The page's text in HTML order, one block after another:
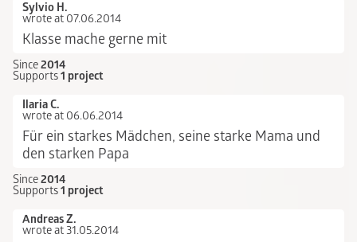
Sylvio H.
wrote at 07.06.2014
Klasse mache gerne mit
Since2014
Supports1 project
Ilaria C.
wrote at 06.06.2014
Für ein starkes Mädchen, seine starke Mama und
den starken Papa
Since2014
Supports1 project
Andreas Z.
wrote at 31.05.2014